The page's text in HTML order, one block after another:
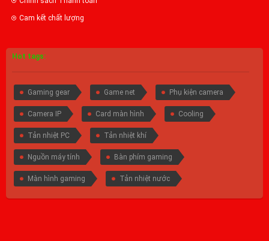
Cam kết chất lượng
Hot tags:
Gaming gear Game net Phụ kiện camera
Camera IP Card màn hình Cooling
Tản nhiệt PC Tản nhiệt khí
Nguồn máy tính Bàn phím gaming
Màn hình gaming Tản nhiệt nước